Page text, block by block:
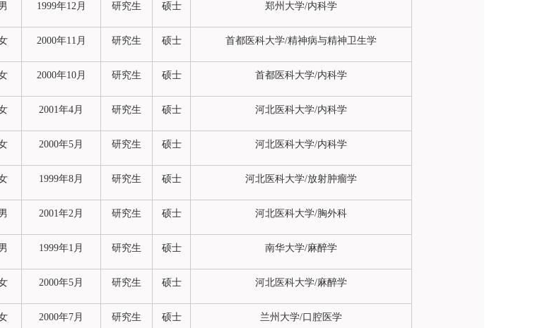
1999年12月 研究生 硕士 郑州大学/内科学
2000年11月 研究生 硕士 首都医科大学/精神病与精神卫生学
2000年10月 研究生 硕士 首都医科大学/内科学
2001年4月 研究生 硕士 河北医科大学/内科学
2000年5月 研究生 硕士 河北医科大学/内科学
1999年8月 研究生 硕士 河北医科大学/放射肿瘤学
2001年2月 研究生 硕士 河北医科大学/胸外科
1999年1月 研究生 硕士 南华大学/麻醉学
2000年5月 研究生 硕士 河北医科大学/麻醉学
2000年7月 研究生 硕士 兰州大学/口腔医学